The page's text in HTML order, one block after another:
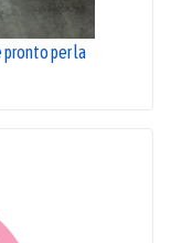
per la